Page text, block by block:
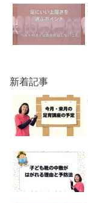
新着記事